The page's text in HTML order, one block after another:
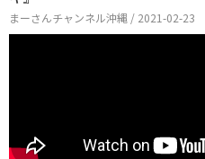
まーさんチャンネル沖縄 / 2021-02-23